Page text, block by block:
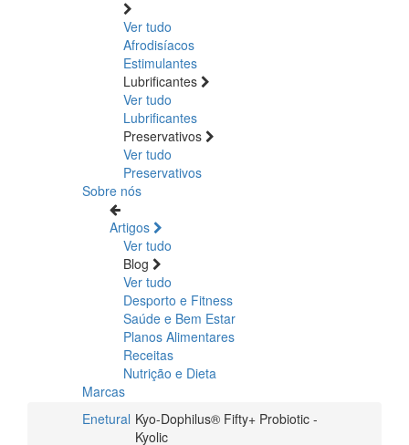
Ver tudo
Afrodisíacos
Estimulantes
Lubrificantes
Ver tudo
Lubrificantes
Preservativos
Ver tudo
Preservativos
Sobre nós
Artigos
Ver tudo
Blog
Ver tudo
Desporto e Fitness
Saúde e Bem Estar
Planos Alimentares
Receitas
Nutrição e Dieta
Marcas
Enetural Kyo-Dophilus® Fifty+ Probiotic -
Kyolic